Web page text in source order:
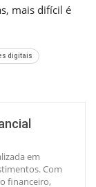
mais difícil é
digitais
em
Com
financeiro,